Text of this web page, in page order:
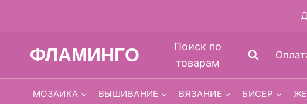
ФЛАМИНГО
Поиск по
товарам
МОЗАИКА ВЫШИВАНИЕ ВЯЗАНИЕ БИСЕР